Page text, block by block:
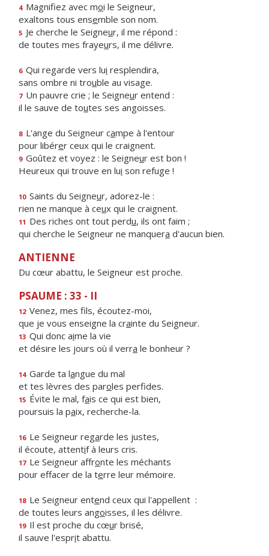
4 Magnifiez avec moi le Seigneur,
exaltons tous ensemble son nom.
5 Je cherche le Seigneur, il me répond :
de toutes mes frayeurs, il me délivre.
6 Qui regarde vers lui resplendira,
sans ombre ni trouble au visage.
7 Un pauvre crie ; le Seigneur entend :
il le sauve de toutes ses angoisses.
8 L'ange du Seigneur campe à l'entour
pour libérer ceux qui le craignent.
9 Goûtez et voyez : le Seigneur est bon !
Heureux qui trouve en lui son refuge !
10 Saints du Seigneur, adorez-le :
rien ne manque à ceux qui le craignent.
11 Des riches ont tout perdu, ils ont faim ;
qui cherche le Seigneur ne manquera d'aucun bien.
ANTIENNE
Du cœur abattu, le Seigneur est proche.
PSAUME : 33 - II
12 Venez, mes fls, écoutez-moi,
que je vous enseigne la crainte du Seigneur.
13 Qui donc aime la vie
et désire les jours où il verra le bonheur ?
14 Garde ta langue du mal
et tes lèvres des paroles perfides.
15 Évite le mal, fais ce qui est bien,
poursuis la paix, recherche-la.
16 Le Seigneur regarde les justes,
il écoute, attentif à leurs cris.
17 Le Seigneur affronte les méchants
pour effacer de la terre leur mémoire.
18 Le Seigneur entend ceux qui l'appellent :
de toutes leurs angoisses, il les délivre.
19 Il est proche du cœur brisé,
il sauve l'esprit abattu.